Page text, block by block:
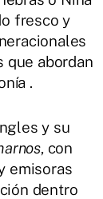
fresco y
que abordan
.
y su
, con
emisoras
dentro